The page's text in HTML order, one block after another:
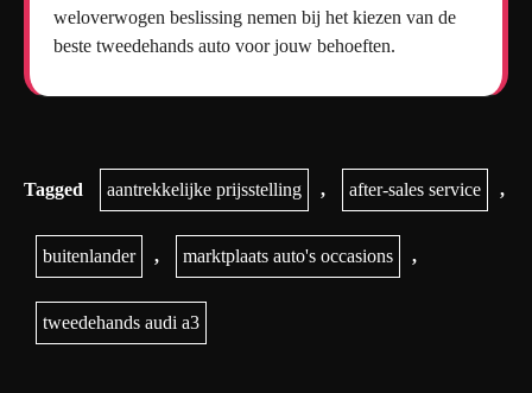
weloverwogen beslissing nemen bij het kiezen van de
beste tweedehands auto voor jouw behoeften.
Tagged aantrekkelijke prijsstelling , after-sales service ,
buitenlander , marktplaats auto's occasions ,
tweedehands audi a3